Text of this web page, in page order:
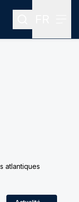
Rechercher
atlantiques